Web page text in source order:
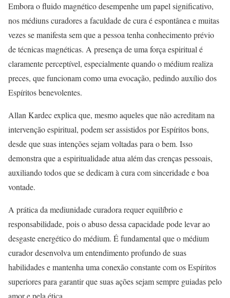
Embora o fluido magnético desempenhe um papel significativo,
nos médiuns curadores a faculdade de cura é espontânea e muitas
vezes se manifesta sem que a pessoa tenha conhecimento prévio
de técnicas magnéticas. A presença de uma força espiritual é
claramente perceptível, especialmente quando o médium realiza
preces, que funcionam como uma evocação, pedindo auxílio dos
Espíritos benevolentes.
Allan Kardec explica que, mesmo aqueles que não acreditam na
intervenção espiritual, podem ser assistidos por Espíritos bons,
desde que suas intenções sejam voltadas para o bem. Isso
demonstra que a espiritualidade atua além das crenças pessoais,
auxiliando todos que se dedicam à cura com sinceridade e boa
vontade.
A prática da mediunidade curadora requer equilíbrio e
responsabilidade, pois o abuso dessa capacidade pode levar ao
desgaste energético do médium. É fundamental que o médium
curador desenvolva um entendimento profundo de suas
habilidades e mantenha uma conexão constante com os Espíritos
superiores para garantir que suas ações sejam sempre guiadas pelo